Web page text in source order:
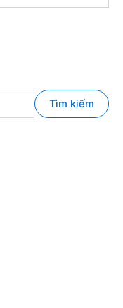
Tìm kiếm